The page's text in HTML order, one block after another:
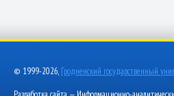
© 1999-2026, Гродненский государственный